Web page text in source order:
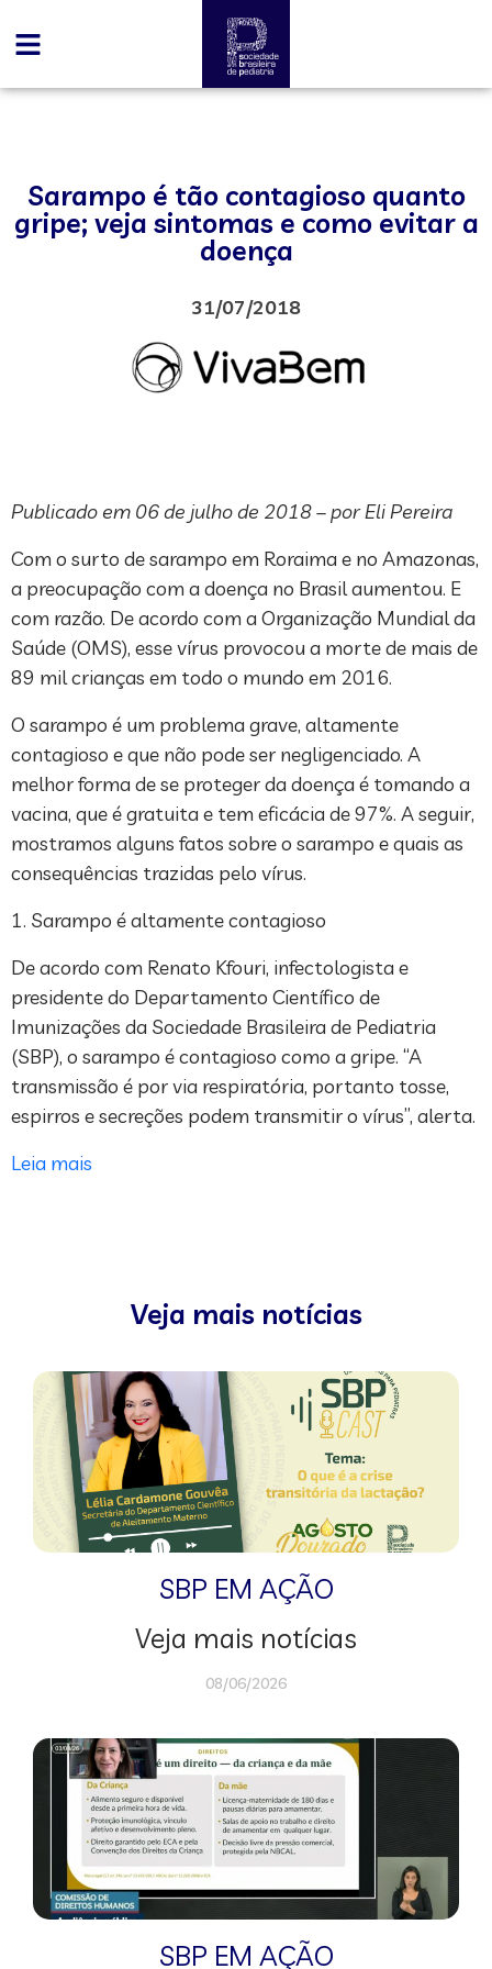
Sarampo é tão contagioso quanto
gripe; veja sintomas e como evitar a
doença
31/07/2018
Publicado em 06 de julho de 2018 – por Eli Pereira
Com o surto de sarampo em Roraima e no Amazonas,
a preocupação com a doença no Brasil aumentou. E
com razão. De acordo com a Organização Mundial da
Saúde (OMS), esse vírus provocou a morte de mais de
89 mil crianças em todo o mundo em 2016.
O sarampo é um problema grave, altamente
contagioso e que não pode ser negligenciado. A
melhor forma de se proteger da doença é tomando a
vacina, que é gratuita e tem eficácia de 97%. A seguir,
mostramos alguns fatos sobre o sarampo e quais as
consequências trazidas pelo vírus.
1. Sarampo é altamente contagioso
De acordo com Renato Kfouri, infectologista e
presidente do Departamento Científico de
Imunizações da Sociedade Brasileira de Pediatria
(SBP), o sarampo é contagioso como a gripe. “A
transmissão é por via respiratória, portanto tosse,
espirros e secreções podem transmitir o vírus”, alerta.
Leia mais
Veja mais notícias
SBP EM AÇÃO
Veja mais notícias
08/06/2026
SBP EM AÇÃO